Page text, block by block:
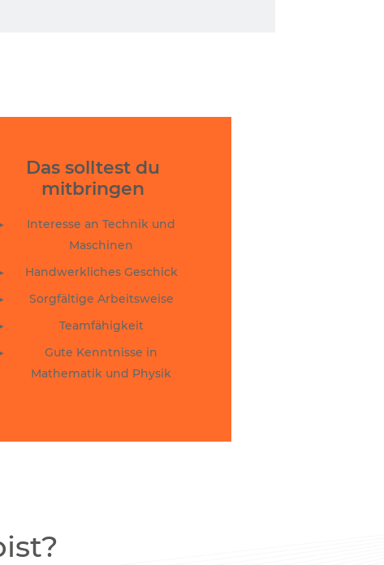
Das solltest du
mitbringen
Interesse an Technik und
Maschinen
Handwerkliches Geschick
Sorgfältige Arbeitsweise
Teamfähigkeit
Gute Kenntnisse in
Mathematik und Physik